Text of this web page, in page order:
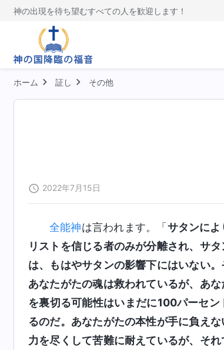
神の出現を待ち望むすべての人を歓迎します！
ホーム 証し その他
2022年7月15日
全能神は言われます。「 サタンに
リストを信じる者のみが分離され、サ
は、もはやサタンの影響下にはいない
あなたがたの魂は救われているが、あ
を裏切る可能性はいまだに100パーセ
るのだ。あなたがたの本性が手に負え
力を尽くして苦難に耐えているが、そ